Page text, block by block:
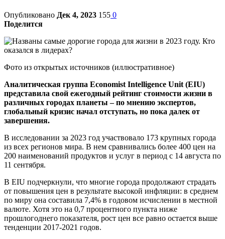
Опубликовано Дек 4, 2023 155 0
Поделится
Фото из открытых источников (иллюстративное)
Аналитическая группа Economist Intelligence Unit (EIU)
представила свой ежегодный рейтинг стоимости жизни в
различных городах планеты – по мнению экспертов,
глобальный кризис начал отступать, но пока далек от
завершения.
В исследовании за 2023 год участвовало 173 крупных города
из всех регионов мира. В нем сравнивались более 400 цен на
200 наименований продуктов и услуг в период с 14 августа по
11 сентября.
В EIU подчеркнули, что многие города продолжают страдать
от повышения цен в результате высокой инфляции: в среднем
по миру она составила 7,4% в годовом исчислении в местной
валюте. Хотя это на 0,7 процентного пункта ниже
прошлогоднего показателя, рост цен все равно остается выше
тенденции 2017-2021 годов.